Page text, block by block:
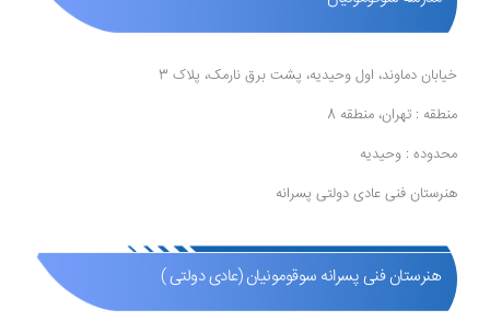
خیابان دماوند، اول وحیدیه، پشت برق نارمک، پلاک 3
منطقه : تهران، منطقه 8
محدوده : وحیدیه
هنرستان فنی عادی دولتی پسرانه
هنرستان فنی پسرانه سوقومونیان (عادی دولتی )